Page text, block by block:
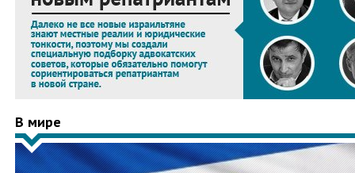
В мире